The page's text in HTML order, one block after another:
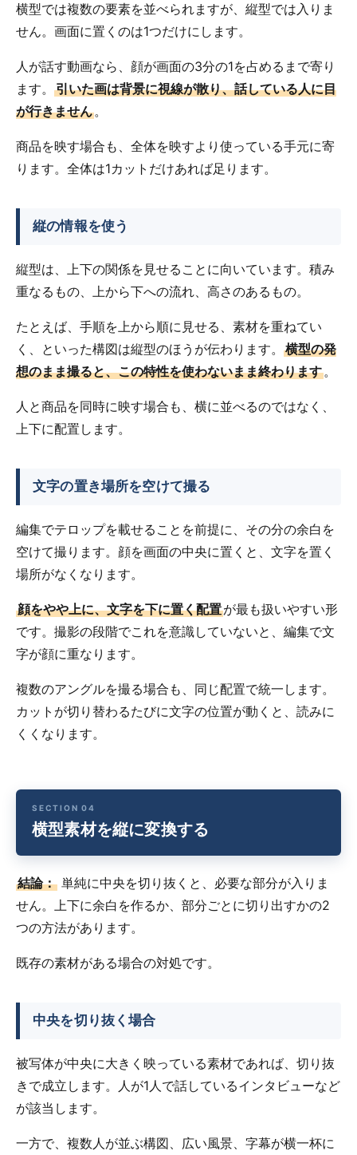
横型では複数の要素を並べられますが、縦型では入りま
せん。画面に置くのは1つだけにします。
人が話す動画なら、顔が画面の3分の1を占めるまで寄り
ます。 引いた画は背景に視線が散り、話している人に目
が行きません。
商品を映す場合も、全体を映すより使っている手元に寄
ります。全体は1カットだけあれば足ります。
縦の情報を使う
縦型は、上下の関係を見せることに向いています。積み
重なるもの、上から下への流れ、高さのあるもの。
たとえば、手順を上から順に見せる、素材を重ねてい
く、といった構図は縦型のほうが伝わります。 横型の発
想のまま撮ると、この特性を使わないまま終わります。
人と商品を同時に映す場合も、横に並べるのではなく、
上下に配置します。
文字の置き場所を空けて撮る
編集でテロップを載せることを前提に、その分の余白を
空けて撮ります。顔を画面の中央に置くと、文字を置く
場所がなくなります。
顔をやや上に、文字を下に置く配置が最も扱いやすい形
です。撮影の段階でこれを意識していないと、編集で文
字が顔に重なります。
複数のアングルを撮る場合も、同じ配置で統一します。
カットが切り替わるたびに文字の位置が動くと、読みに
くくなります。
横型素材を縦に変換する
結論： 単純に中央を切り抜くと、必要な部分が入りま
せん。上下に余白を作るか、部分ごとに切り出すかの2
つの方法があります。
既存の素材がある場合の対処です。
中央を切り抜く場合
被写体が中央に大きく映っている素材であれば、切り抜
きで成立します。人が1人で話しているインタビューなど
が該当します。
一方で、複数人が並ぶ構図、広い風景、字幕が横一杯に